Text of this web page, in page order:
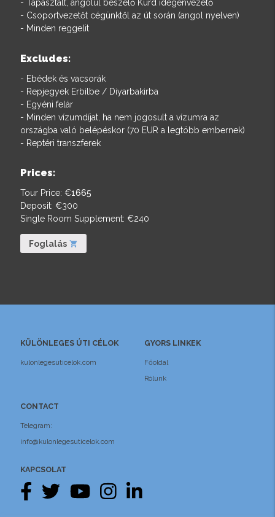
- Tapasztalt, angolul beszélő Kurd idegenvezető
- Csoportvezetőt cégünktől az út során (angol nyelven)
- Minden reggelit
Excludes:
- Ebédek és vacsorák
- Repjegyek Erbilbe / Diyarbakirba
- Egyéni felár
- Minden vízumdíjat, ha nem jogosult a vízumra az
országba való belépéskor (70 EUR a legtöbb embernek)
- Reptéri transzferek
Prices:
Tour Price: €1665
Deposit: €300
Single Room Supplement: €240
Foglalás shopping_cart
KÜLÖNLEGES ÚTI CÉLOK
kulonlegesuticelok.com
GYORS LINKEK
Főoldal
Rólunk
CONTACT
Telegram:
info@kulonlegesuticelok.com
KAPCSOLAT